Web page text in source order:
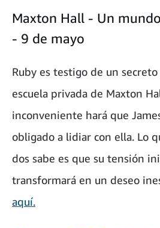
Maxton Hall - Un
- 9 de mayo
Ruby es testigo de un
escuela privada de Maxton
inconveniente hará que
obligado a lidiar con ella. Lo
dos sabe es que su tensión
transformará en un deseo
aquí.